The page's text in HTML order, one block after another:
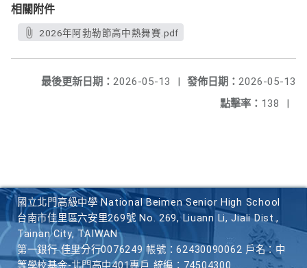
相關附件
2026年阿勃勒節高中熱舞賽.pdf
發佈日期： 2026-05-13
最後更新日期： 2026-05-13
|
點擊率： 138 |
國立北門高級中學 National Beimen Senior High School
台南市佳里區六安里269號 No. 269, Liuann Li, Jiali Dist.,
Tainan City, TAIWAN
第一銀行 佳里分行0076249 帳號：62430090062 戶名：中
等學校基金-北門高中401專戶 統編：74504300